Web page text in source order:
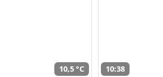
10,5 °C 10:38